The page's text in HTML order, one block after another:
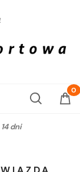
dni